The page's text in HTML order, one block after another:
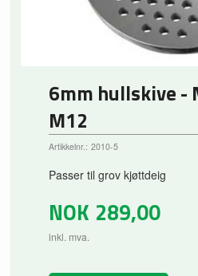
6mm hullskive -
M12
Artikkelnr.: 2010-5
Passer til grov kjøttdeig
NOK 289,00
inkl. mva.